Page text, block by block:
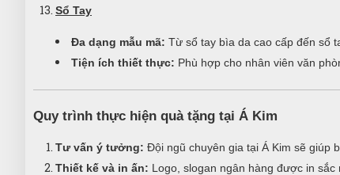
Sổ Tay
Đa dạng mẫu mã: Từ sổ tay bìa da cao cấp đến sổ
Tiện ích thiết thực: Phù hợp cho nhân viên văn
Quy trình thực hiện quà tặng tại Á Kim
Tư vấn ý tưởng: Đội ngũ chuyên gia tại Á Kim sẽ giúp
Thiết kế và in ấn: Logo, slogan ngân hàng được in sắc